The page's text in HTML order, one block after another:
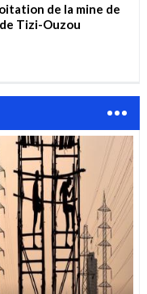
de la mine de
Tizi-Ouzou